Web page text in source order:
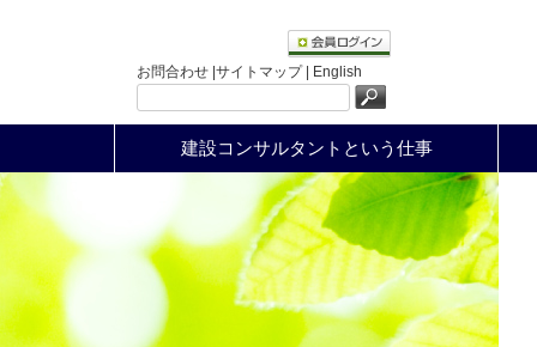
お問合わせ |サイトマップ | English
建設コンサルタントという仕事